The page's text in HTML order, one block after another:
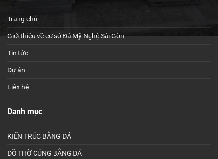
Trang chủ
Giới thiệu về cơ sở Đá Mỹ Nghệ Sài Gòn
Tin tức
Dự án
Liên hệ
Danh mục
KIẾN TRÚC BẰNG ĐÁ
ĐỒ THỜ CÚNG BẰNG ĐÁ